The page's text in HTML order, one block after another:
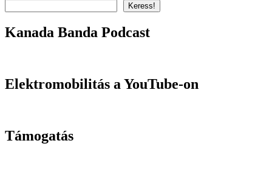
Keress!
Kanada Banda Podcast
Elektromobilitás a YouTube-on
Támogatás